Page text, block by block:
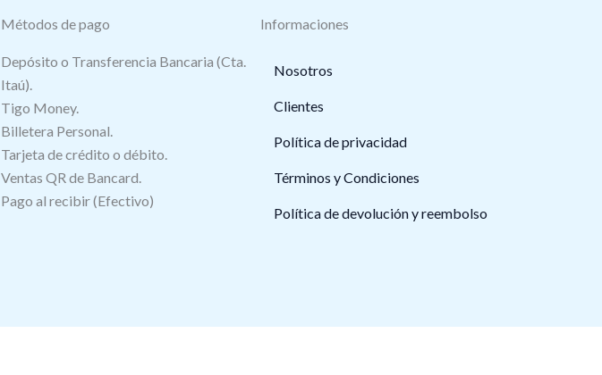
Métodos de pago Informaciones
Depósito o Transferencia Bancaria (Cta.
Itaú).
Tigo Money.
Billetera Personal.
Tarjeta de crédito o débito.
Ventas QR de Bancard.
Pago al recibir (Efectivo)
Nosotros
Clientes
Política de privacidad
Términos y Condiciones
Política de devolución y reembolso